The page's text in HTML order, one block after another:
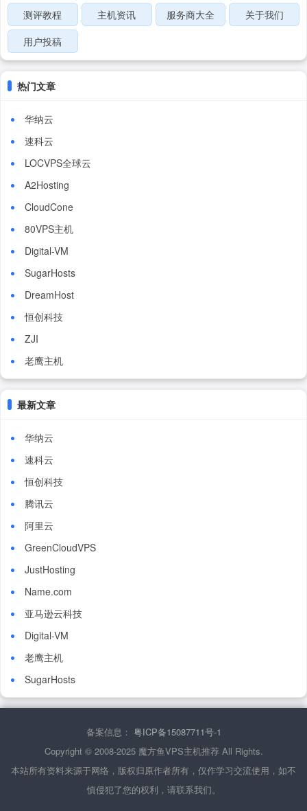
测评教程
主机资讯 服务商大全
关于我们
用户投稿
热门文章
华纳云
速科云
LOCVPS全球云
A2Hosting
CloudCone
80VPS主机
Digital-VM
SugarHosts
DreamHost
恒创科技
ZJI
老鹰主机
最新文章
华纳云
速科云
恒创科技
腾讯云
阿里云
GreenCloudVPS
JustHosting
Name.com
亚马逊云科技
Digital-VM
老鹰主机
SugarHosts
备案信息： 粤ICP备15087711号-1
Copyright © 2008-2025 魔方鱼VPS主机推荐 All Rights.
本站所有资料来源于网络，版权归原作者所有，仅作学习交流使用，如不
慎侵犯了您的权利，请联系我们。